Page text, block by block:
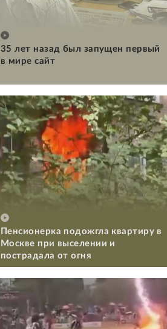
35 лет назад был запущен первый
в мире сайт
Пенсионерка подожгла квартиру в
Москве при выселении и
пострадала от огня